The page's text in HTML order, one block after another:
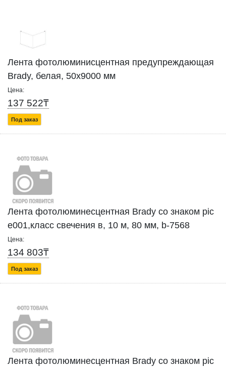
Лента фотолюминисцентная предупреждающая
Brady, белая, 50x9000 мм
Цена:
137 522₸
Под заказ
Лента фотолюминесцентная Brady со знаком pic
е001,класс свечения в, 10 м, 80 мм, b-7568
Цена:
134 803₸
Под заказ
Лента фотолюминесцентная Brady со знаком pic